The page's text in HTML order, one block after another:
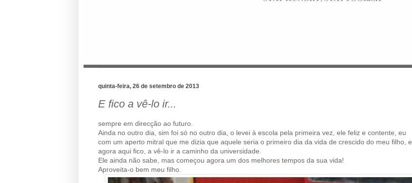
quinta-feira, 26 de setembro de 2013
E fico a vê-lo ir...
sempre em direcção ao futuro.
Ainda no outro dia, sim foi só no outro dia, o levei à escola pela primeira vez, ele feliz e contente, eu
com um aperto mitral que me dizia que aquele seria o primeiro dia da vida de crescido do meu filho, e
agora aqui fico, a vê-lo ir a caminho da universidade.
Ele ainda não sabe, mas começou agora um dos melhores tempos da sua vida!
Aproveita-o bem meu filho.